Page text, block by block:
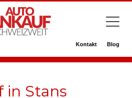
Kontakt Blog
in Stans